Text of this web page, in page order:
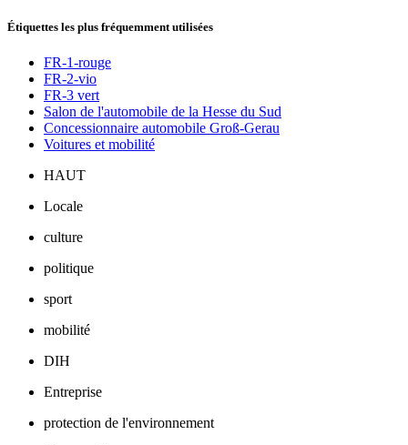
Étiquettes les plus fréquemment utilisées
FR-1-rouge
FR-2-vio
FR-3 vert
Salon de l'automobile de la Hesse du Sud
Concessionnaire automobile Groß-Gerau
Voitures et mobilité
HAUT
Locale
culture
politique
sport
mobilité
DIH
Entreprise
protection de l'environnement